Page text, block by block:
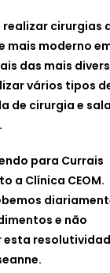
cirurgias
mais moderno
das mais
vários tipos
de cirurgia e
para Currais
a Clínica CEOM.
e não
esta